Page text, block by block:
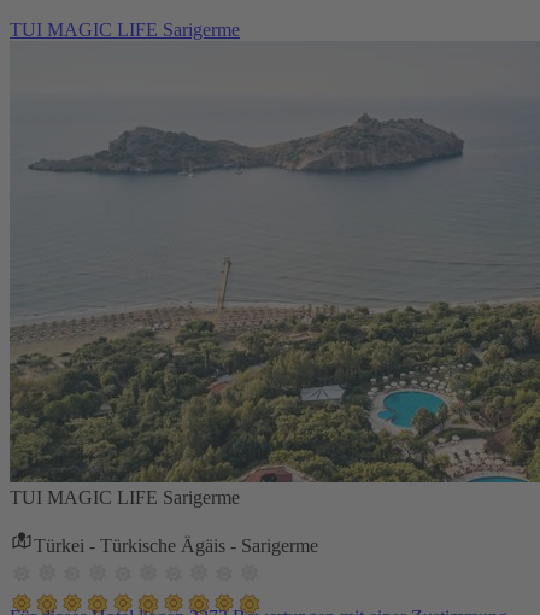
TUI MAGIC LIFE Sarigerme
TUI MAGIC LIFE Sarigerme
Türkei - Türkische Ägäis - Sarigerme